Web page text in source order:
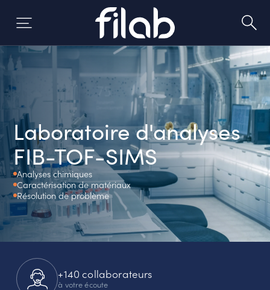
Laboratoire d'analyses
FIB-TOF-SIMS
Analyses chimiques
Caractérisation de matériaux
Résolution de problème
+140 collaborateurs
à votre écoute